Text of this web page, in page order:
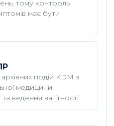
тому контроль
має бути
подій KDM з
медицини,
ведення вагітності.